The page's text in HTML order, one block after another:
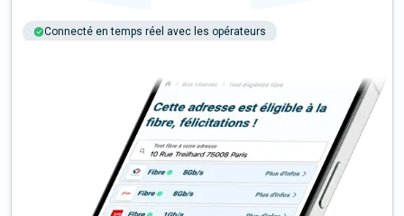
Connecté en temps réel avec les opérateurs